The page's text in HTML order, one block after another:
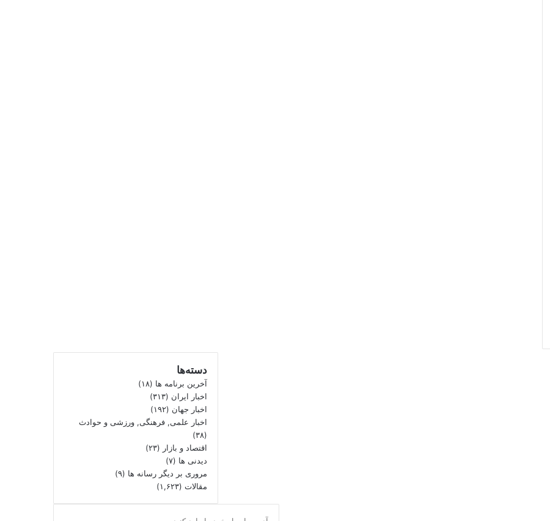
دسته‌ها
آخرین برنامه ها (۱۸)
اخبار ایران (۳۱۳)
اخبار جهان (۱۹۲)
اخبار علمی, فرهنگی, ورزشی و حوادث
(۳۸)
اقتصاد و بازار (۲۳)
دیدنی ها (۷)
مروری بر دیگر رسانه ها (۹)
مقالات (۱,۶۲۳)